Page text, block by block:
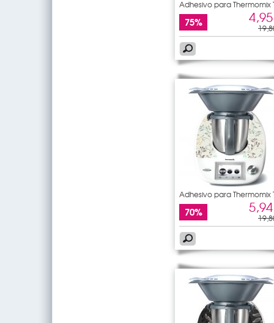
Adhesivo para Thermomix
5
75%
Adhesivo para Thermomix
5
70%